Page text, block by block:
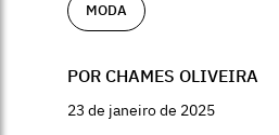
MODA
POR CHAMES OLIVEIRA
23 de janeiro de 2025